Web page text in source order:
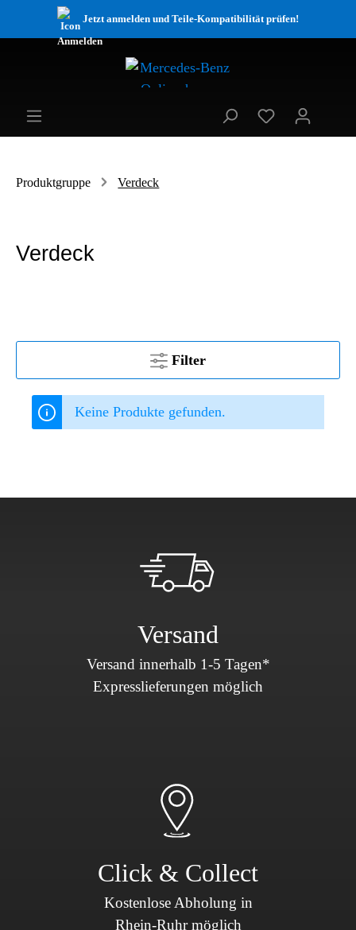
Jetzt anmelden und Teile-Kompatibilität prüfen!
Produktgruppe Verdeck
Verdeck
Filter
Keine Produkte gefunden.
Versand
Versand innerhalb 1-5 Tagen*
Expresslieferungen möglich
Click & Collect
Kostenlose Abholung in
Rhein-Ruhr möglich